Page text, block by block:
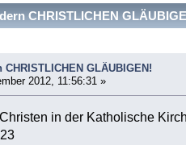
CHRISTLICHEN
GLÄUBIGEN!
2012, 11:56:31 »
in der Katholische